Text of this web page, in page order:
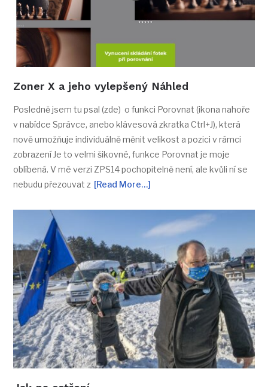
Zoner X a jeho vylepšený Náhled
Posledně jsem tu psal (zde) o funkci Porovnat (ikona nahoře
v nabídce Správce, anebo klávesová zkratka Ctrl+J), která
nově umožňuje individuálně měnit velikost a pozici v rámci
zobrazení Je to velmi šikovné, funkce Porovnat je moje
oblíbená. V mé verzi ZPS14 pochopitelně není, ale kvůli ní se
nebudu přezouvat z [Read More…]